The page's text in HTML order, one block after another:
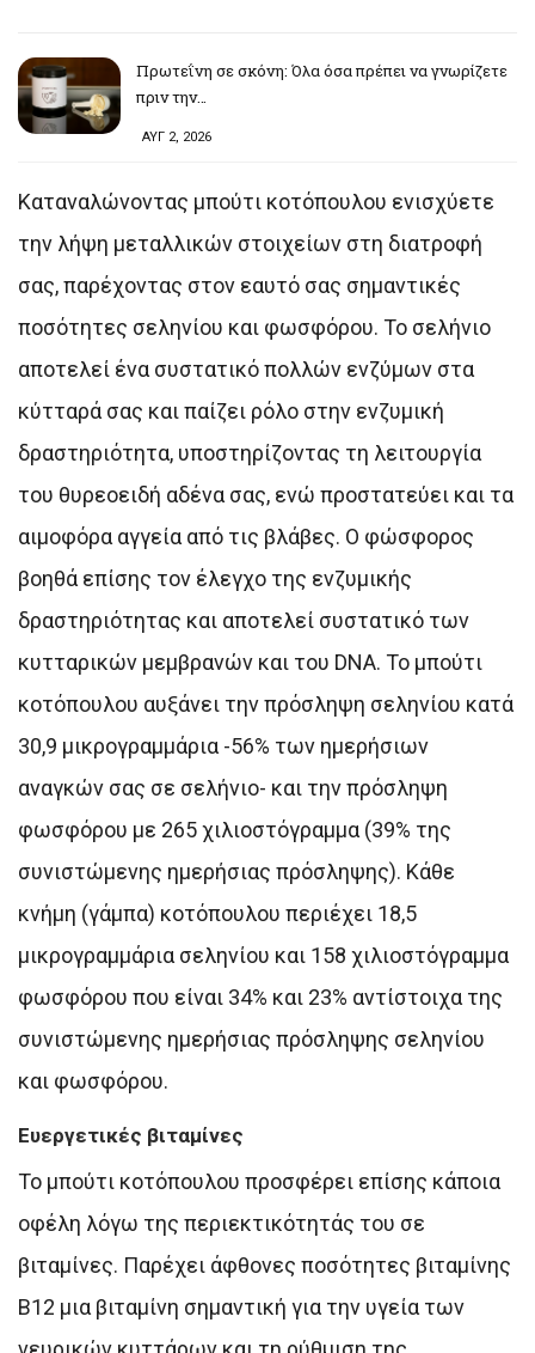
Πρωτεΐνη σε σκόνη: Όλα όσα πρέπει να γνωρίζετε
πριν την…
ΑΥΓ 2, 2026
Καταναλώνοντας μπούτι κοτόπουλου ενισχύετε
την λήψη μεταλλικών στοιχείων στη διατροφή
σας, παρέχοντας στον εαυτό σας σημαντικές
ποσότητες σεληνίου και φωσφόρου. Το σελήνιο
αποτελεί ένα συστατικό πολλών ενζύμων στα
κύτταρά σας και παίζει ρόλο στην ενζυμική
δραστηριότητα, υποστηρίζοντας τη λειτουργία
του θυρεοειδή αδένα σας, ενώ προστατεύει και τα
αιμοφόρα αγγεία από τις βλάβες. Ο φώσφορος
βοηθά επίσης τον έλεγχο της ενζυμικής
δραστηριότητας και αποτελεί συστατικό των
κυτταρικών μεμβρανών και του DNA. Το μπούτι
κοτόπουλου αυξάνει την πρόσληψη σεληνίου κατά
30,9 μικρογραμμάρια -56% των ημερήσιων
αναγκών σας σε σελήνιο- και την πρόσληψη
φωσφόρου με 265 χιλιοστόγραμμα (39% της
συνιστώμενης ημερήσιας πρόσληψης). Κάθε
κνήμη (γάμπα) κοτόπουλου περιέχει 18,5
μικρογραμμάρια σεληνίου και 158 χιλιοστόγραμμα
φωσφόρου που είναι 34% και 23% αντίστοιχα της
συνιστώμενης ημερήσιας πρόσληψης σεληνίου
και φωσφόρου.
Ευεργετικές βιταμίνες
Το μπούτι κοτόπουλου προσφέρει επίσης κάποια
οφέλη λόγω της περιεκτικότητάς του σε
βιταμίνες. Παρέχει άφθονες ποσότητες βιταμίνης
Β12 μια βιταμίνη σημαντική για την υγεία των